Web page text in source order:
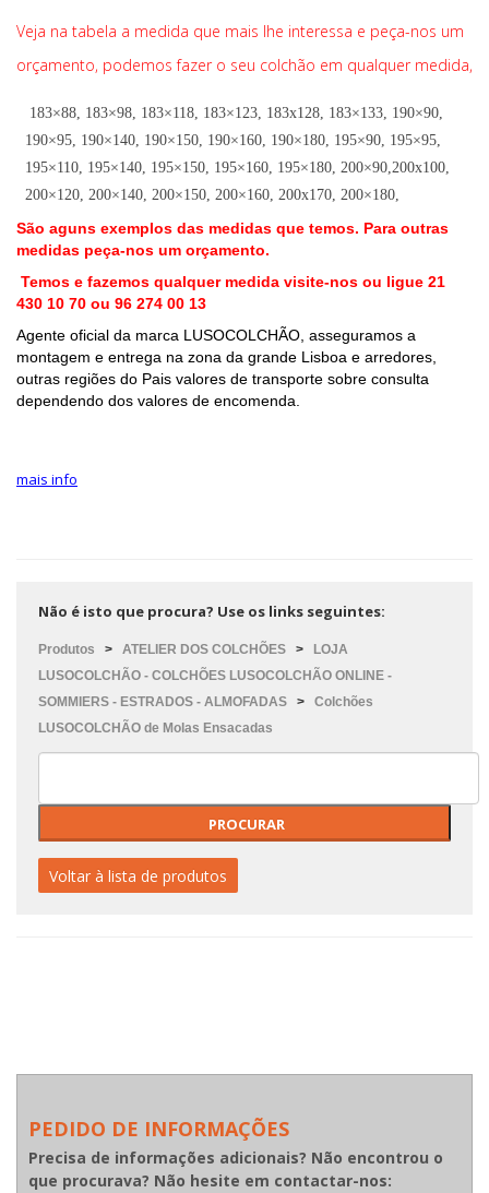
Veja na tabela a medida que mais lhe interessa e peça-nos um
orçamento, podemos fazer o seu colchão em qualquer medida,
183×88, 183×98, 183×118, 183×123, 183x128, 183×133, 190×90,
190×95, 190×140, 190×150, 190×160, 190×180, 195×90, 195×95,
195×110, 195×140, 195×150, 195×160, 195×180, 200×90,200x100,
200×120, 200×140, 200×150, 200×160, 200x170, 200×180,
São aguns exemplos das medidas que temos. Para outras
medidas peça-nos um orçamento.
Temos e fazemos qualquer medida visite-nos ou ligue 21
430 10 70 ou 96 274 00 13
Agente oficial da marca LUSOCOLCHÃO, asseguramos a
montagem e entrega na zona da grande Lisboa e arredores
outras regiões do Pais valores de transporte sobre consulta
dependendo dos valores de encomenda.
mais info
Não é isto que procura? Use os links seguintes:
Produtos > ATELIER DOS COLCHÕES >
LOJA
LUSOCOLCHÃO - COLCHÕES LUSOCOLCHÃO ONLINE -
SOMMIERS - ESTRADOS - ALMOFADAS > Colchões
LUSOCOLCHÃO de Molas Ensacadas
Voltar à lista de produtos
PEDIDO DE INFORMAÇÕES
Precisa de informações adicionais? Não encontrou o
que procurava? Não hesite em contactar-nos: